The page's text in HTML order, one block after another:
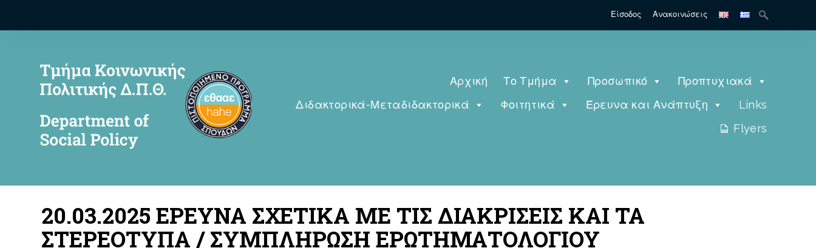
Είσοδος Ανακοινώσεις
Αρχική Το Τμήμα Προσωπικό
Προπτυχιακά
Διδακτορικά-Μεταδιδακτορικά
Φοιτητικά Έρευνα και Ανάπτυξη
Links
Flyers
20.03.2025 ΕΡΕΥΝΑ ΣΧΕΤΙΚΑ ΜΕ ΤΙΣ ΔΙΑΚΡΙΣΕΙΣ ΚΑΙ ΤΑ
ΣΤΕΡΕΟΤΥΠΑ / ΣΥΜΠΛΗΡΩΣΗ ΕΡΩΤΗΜΑΤΟΛΟΓΙΟΥ